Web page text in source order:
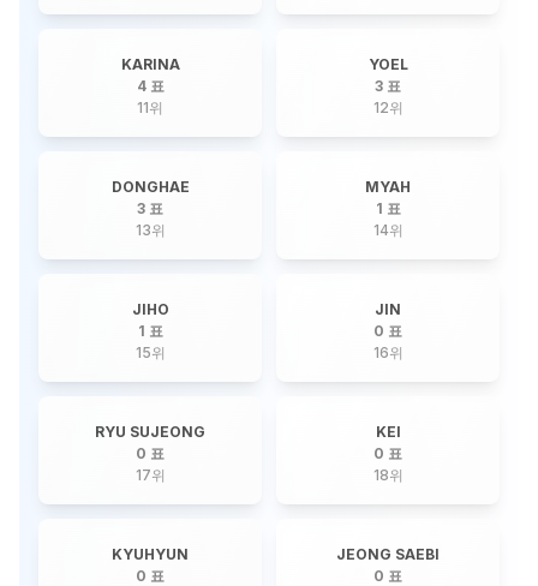
KARINA
4 표
11위
YOEL
3 표
12위
DONGHAE
3 표
13위
MYAH
1 표
14위
JIHO
1 표
15위
JIN
0 표
16위
RYU SUJEONG
0 표
17위
KEI
0 표
18위
KYUHYUN
0 표
JEONG SAEBI
0 표